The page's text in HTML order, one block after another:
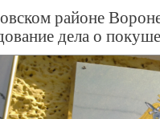
районе
дела о